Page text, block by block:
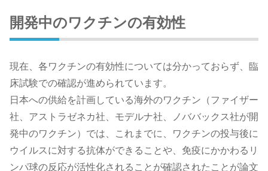
開発中のワクチンの有効性
現在、各ワクチンの有効性については分かっておらず、臨
床試験での確認が進められています。
日本への供給を計画している海外のワクチン（ファイザー
社、アストラゼネカ社、モデルナ社、ノババックス社が開
発中のワクチン）では、これまでに、ワクチンの投与後に
ウイルスに対する抗体ができることや、免疫にかかわるリ
ンパ球の反応が活性化されることが確認されたことが論文